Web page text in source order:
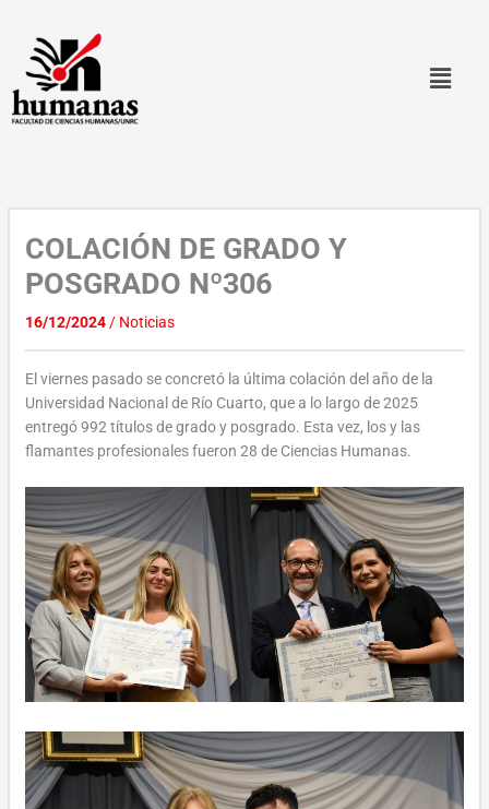
contenido
COLACIÓN DE GRADO Y
POSGRADO Nº306
16/12/2024/ Noticias
El viernes pasado se concretó la última colación del año de la
Universidad Nacional de Río Cuarto, que a lo largo de 2025
entregó 992 títulos de grado y posgrado. Esta vez, los y las
flamantes profesionales fueron 28 de Ciencias Humanas.